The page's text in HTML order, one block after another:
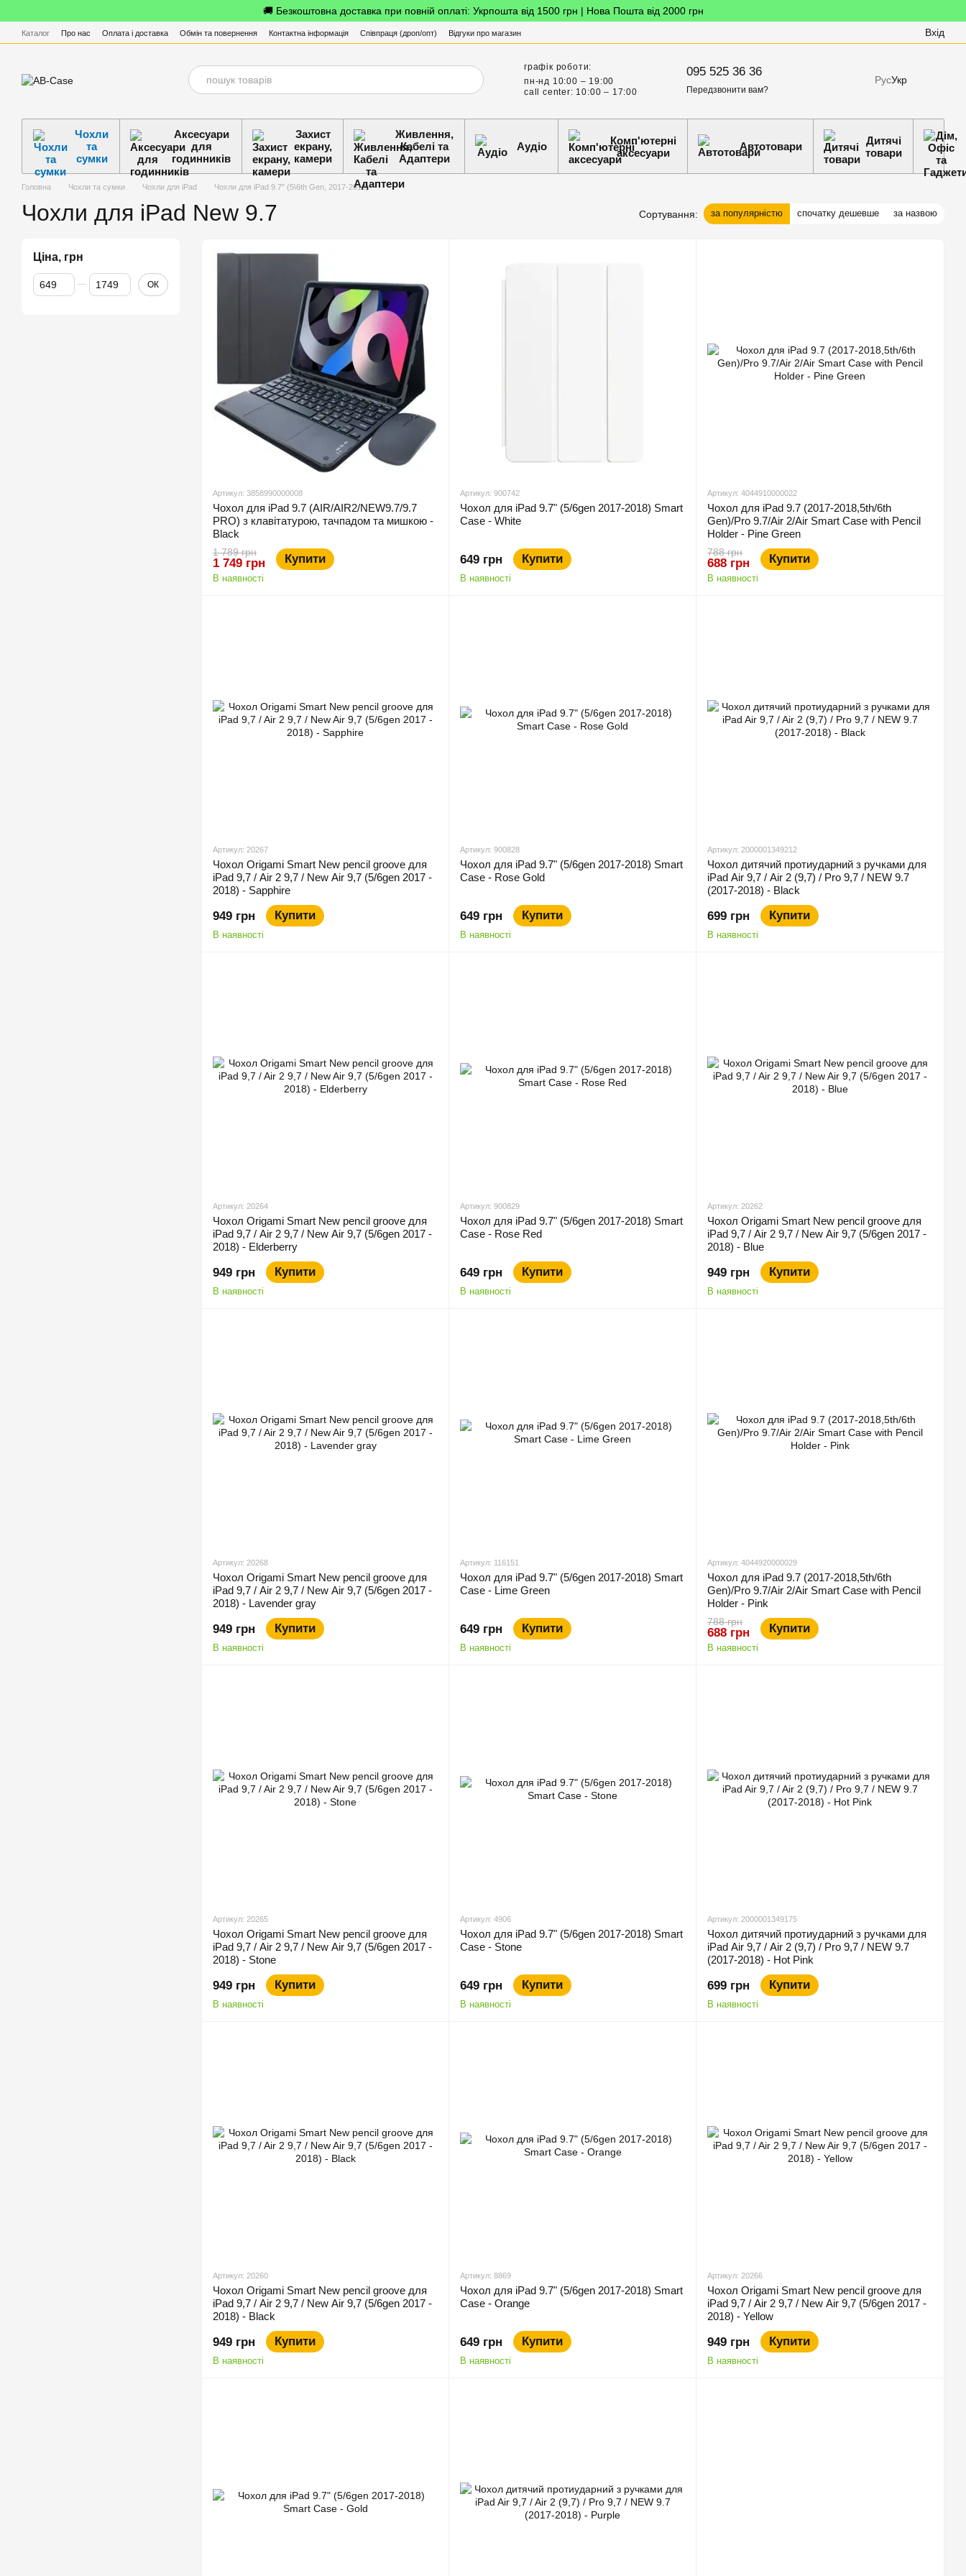
🚚 Безкоштовна доставка при повній оплаті: Укрпошта від 1500 грн | Нова Пошта від 2000 грн
Каталог Про нас Оплата і доставка Обмін та повернення Контактна інформація Співпраця (дроп/опт) Відгуки про магазин Вхід
графік роботи:
пн-нд 10:00 – 19:00
call center: 10:00 – 17:00
095 525 36 36
Передзвонити вам?
РусУкр
Чохли
та
сумки
Аксесуари
для
годинників
Захист
екрану,
камери
Живлення,
Кабелі та
Адаптери
Аудіо
Комп'ютерні
аксесуари
Автотовари
Дитячі
товари
Головна Чохли та сумки Чохли для iPad Чохли для iPad 9.7" (5\6th Gen, 2017-2018)
Чохли для iPad New 9.7 Сортування: за популярністю спочатку дешевше за назвою
Артикул: 3858990000008
Чохол для iPad 9.7 (AIR/AIR2/NEW9.7/9.7
PRO) з клавітатурою, тачпадом та мишкою -
Black
1 789 грн
1 749 грн Купити
В наявності
Артикул: 900742
Чохол для iPad 9.7" (5/6gen 2017-2018) Smart
Case - White
649 грн Купити
В наявності
Артикул: 4044910000022
Чохол для iPad 9.7 (2017-2018,5th/6th
Gen)/Pro 9.7/Air 2/Air Smart Case with Pencil
Holder - Pine Green
788 грн
688 грн Купити
В наявності
Артикул: 20267
Чохол Origami Smart New pencil groove для
iPad 9,7 / Air 2 9,7 / New Air 9,7 (5/6gen 2017 -
2018) - Sapphire
949 грн Купити
В наявності
Артикул: 900828
Чохол для iPad 9.7" (5/6gen 2017-2018) Smart
Case - Rose Gold
649 грн Купити
В наявності
Артикул: 2000001349212
Чохол дитячий протиударний з ручками для
iPad Air 9,7 / Air 2 (9,7) / Pro 9,7 / NEW 9.7
(2017-2018) - Black
699 грн Купити
В наявності
Артикул: 20264
Чохол Origami Smart New pencil groove для
iPad 9,7 / Air 2 9,7 / New Air 9,7 (5/6gen 2017 -
2018) - Elderberry
949 грн Купити
В наявності
Артикул: 900829
Чохол для iPad 9.7" (5/6gen 2017-2018) Smart
Case - Rose Red
649 грн Купити
В наявності
Артикул: 20262
Чохол Origami Smart New pencil groove для
iPad 9,7 / Air 2 9,7 / New Air 9,7 (5/6gen 2017 -
2018) - Blue
949 грн Купити
В наявності
Артикул: 20268
Чохол Origami Smart New pencil groove для
iPad 9,7 / Air 2 9,7 / New Air 9,7 (5/6gen 2017 -
2018) - Lavender gray
949 грн Купити
В наявності
Артикул: 116151
Чохол для iPad 9.7" (5/6gen 2017-2018) Smart
Case - Lime Green
649 грн Купити
В наявності
Артикул: 4044920000029
Чохол для iPad 9.7 (2017-2018,5th/6th
Gen)/Pro 9.7/Air 2/Air Smart Case with Pencil
Holder - Pink
788 грн
688 грн Купити
В наявності
Артикул: 20265
Чохол Origami Smart New pencil groove для
iPad 9,7 / Air 2 9,7 / New Air 9,7 (5/6gen 2017 -
2018) - Stone
949 грн Купити
В наявності
Артикул: 4906
Чохол для iPad 9.7" (5/6gen 2017-2018) Smart
Case - Stone
649 грн Купити
В наявності
Артикул: 2000001349175
Чохол дитячий протиударний з ручками для
iPad Air 9,7 / Air 2 (9,7) / Pro 9,7 / NEW 9.7
(2017-2018) - Hot Pink
699 грн Купити
В наявності
Артикул: 20260
Чохол Origami Smart New pencil groove для
iPad 9,7 / Air 2 9,7 / New Air 9,7 (5/6gen 2017 -
2018) - Black
949 грн Купити
В наявності
Артикул: 8869
Чохол для iPad 9.7" (5/6gen 2017-2018) Smart
Case - Orange
649 грн Купити
В наявності
Артикул: 20266
Чохол Origami Smart New pencil groove для
iPad 9,7 / Air 2 9,7 / New Air 9,7 (5/6gen 2017 -
2018) - Yellow
949 грн Купити
В наявності
Ціна, грн
Від Ціна, грн
До Ціна, грн ОК